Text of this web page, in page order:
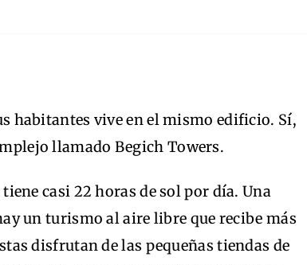
habitantes vive en el mismo edificio. Sí,
llamado Begich Towers.
casi 22 horas de sol por día. Una
un turismo al aire libre que recibe más
disfrutan de las pequeñas tiendas de